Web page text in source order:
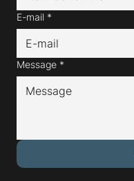
E-mail *
Message *